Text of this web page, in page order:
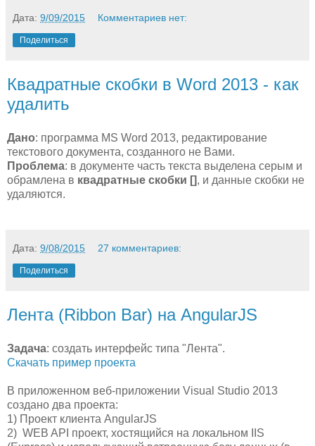
Дата: 9/09/2015 Комментариев нет:
Поделиться
Квадратные скобки в Word 2013 - как
удалить
Дано: программа MS Word 2013, редактирование
текстового документа, созданного не Вами.
Проблема: в документе часть текста выделена серым и
обрамлена в квадратные скобки [], и данные скобки не
удаляются.
Дата: 9/08/2015 27 комментариев:
Поделиться
Лента (Ribbon Bar) на AngularJS
Задача: создать интерфейс типа "Лента".
Скачать пример проекта
В приложенном веб-приложении Visual Studio 2013
создано два проекта:
1) Проект клиента AngularJS
2) WEB API проект, хостящийся на локальном IIS